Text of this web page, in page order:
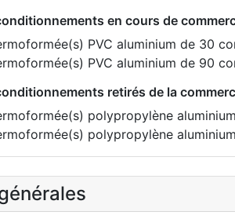
en cours de
PVC aluminium de 30
PVC aluminium de 90
retirés de la
polypropylène
polypropylène